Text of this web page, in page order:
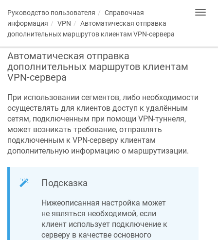
Руководство пользователя
Справочная
информация
VPN
Автоматическая отправка
дополнительных маршрутов клиентам VPN-сервера
Автоматическая отправка
дополнительных маршрутов клиентам
VPN-сервера
При использовании сегментов, либо необходимости
осуществлять для клиентов доступ к удалённым
сетям, подключенным при помощи VPN-туннеля,
может возникать требование, отправлять
подключенным к VPN-серверу клиентам
дополнительную информацию о маршрутизации.
Подсказка
Нижеописанная настройка может
не являться необходимой, если
клиент использует подключение к
серверу в качестве основного